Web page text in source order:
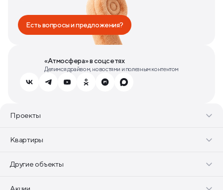
Есть вопросы и предложения?
«Атмосфера» в соцсетях
Делимся драйвом, новостями и полезным контентом
Проекты
Квартиры
Другие объекты